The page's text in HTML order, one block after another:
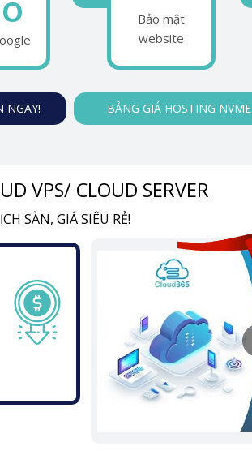
NGAY! BẢNG GIÁ HOSTING NVME
Bảo mật
website
VPS/ CLOUD SERVER
SÀN, GIÁ SIÊU RẺ!